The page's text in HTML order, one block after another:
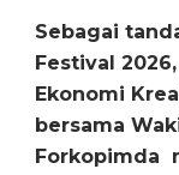
Sebagai
Festival
Ekonomi
bersama
Forkopimda